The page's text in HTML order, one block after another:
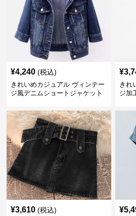
¥4,240 (税込)
きれいめカジュアル ヴィンテー
ジ風デニムショートジャケット
¥
きれ
ジ加
¥3,610 (税込) ¥